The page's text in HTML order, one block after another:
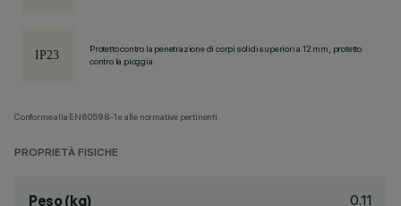
Protetto contro la penetrazione di corpi solidi superiori a 12 mm, protetto
contro la pioggia.
Conforme alla EN60598-1 e alle normative pertinenti.
PROPRIETÀ FISICHE
Peso (kg) 0.11